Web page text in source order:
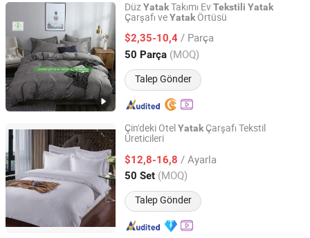
DüzYatakTakımı EvTekstili Yatak
Çarşafı veYatakÖrtüsü
$2,35-10,4 / Parça
50 Parça (MOQ)
Talep Gönder
Yiwu Shangzhou Co., Ltd.
Zhejiang, China Fiyat 2014
Çin'deki OtelYatakÇarşafı Tekstil
Üreticileri
$12,8-16,8 / Ayarla
50 Set (MOQ)
Talep Gönder
Jiangsu Pengyuan Textile Group Co., Ltd.
Jiangsu, China Fiyat 2022